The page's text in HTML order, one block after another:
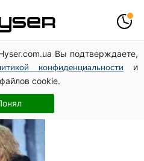
Вы подтверждаете,
конфиденциальности
и
cookie.